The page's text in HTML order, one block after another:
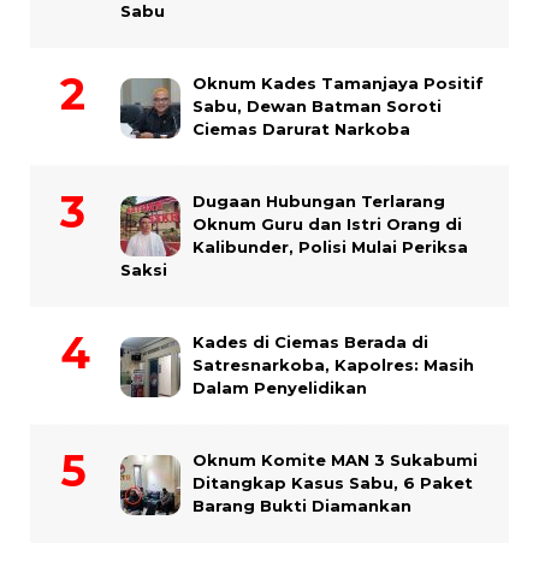
Sabu
Oknum Kades Tamanjaya Positif
Sabu, Dewan Batman Soroti
Ciemas Darurat Narkoba
Dugaan Hubungan Terlarang
Oknum Guru dan Istri Orang di
Kalibunder, Polisi Mulai Periksa
Saksi
Kades di Ciemas Berada di
Satresnarkoba, Kapolres: Masih
Dalam Penyelidikan
Oknum Komite MAN 3 Sukabumi
Ditangkap Kasus Sabu, 6 Paket
Barang Bukti Diamankan